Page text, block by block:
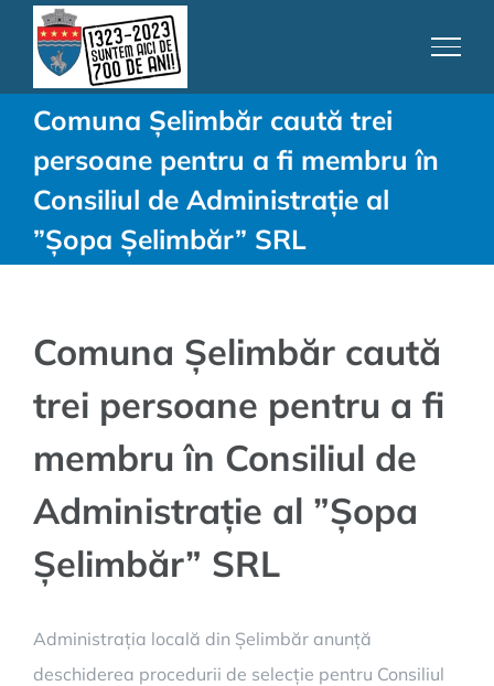
content
Comuna Șelimbăr caută trei
persoane pentru a fi membru în
Consiliul de Administrație al
”Șopa Șelimbăr” SRL
Comuna Șelimbăr caută
trei persoane pentru a fi
membru în Consiliul de
Administrație al ”Șopa
Șelimbăr” SRL
Administrația locală din Șelimbăr anunță
deschiderea procedurii de selecție pentru Consiliul